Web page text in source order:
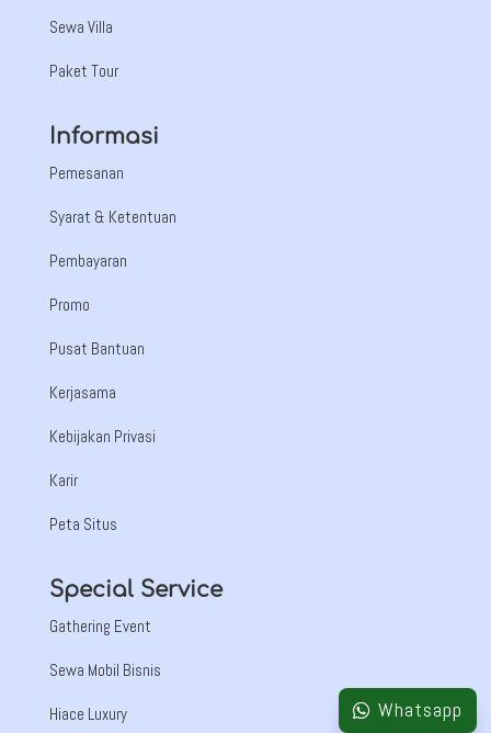
Sewa Villa
Paket Tour
Informasi
Pemesanan
Syarat & Ketentuan
Pembayaran
Promo
Pusat Bantuan
Kerjasama
Kebijakan Privasi
Karir
Peta Situs
Special Service
Gathering Event
Sewa Mobil Bisnis
Hiace Luxury Whatsapp